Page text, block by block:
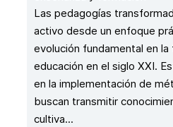
Las pedagogías
activo desde un enfoque
evolución fundamental en
educación en el siglo XXI.
en la implementación de
buscan transmitir
cultiva...